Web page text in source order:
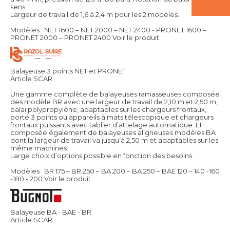
sens.
Largeur de travail de 1,6 à 2,4 m pour les 2 modèles.
Modèles : NET 1600 – NET 2000 – NET 2400 - PRONET 1600 –
PRONET 2000 – PRONET 2400 Voir le produit
Balayeuse 3 points NET et PRONET
Article SCAR
Une gamme complète de balayeuses ramasseuses composée
des modèle BR avec une largeur de travail de 2,10 m et 2,50 m,
balai polypropylène, adaptables sur les chargeurs frontaux,
porté 3 points ou appareils à mats télescopique et chargeurs
frontaux puissants avec tablier d’attelage automatique. Et
composée également de balayeuses aligneuses modèles BA
dont la largeur de travail va jusqu’à 2,50 m et adaptables sur les
même machines.
Large choix d’options possible en fonction des besoins.
Modèles : BR 175 – BR 250 – BA 200 – BA 250 – BAE 120 – 140 -160
-180 - 200 Voir le produit
Balayeuse BA - BAE - BR
Article SCAR